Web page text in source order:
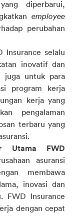
diperbarui,
employee
perubahan
Insurance selalu
juga untuk para
program kerja
kerja yang
pengalaman
terbaru yang
Utama FWD
asuransi
membawa
inovasi dan
FWD Insurance
dengan cepat